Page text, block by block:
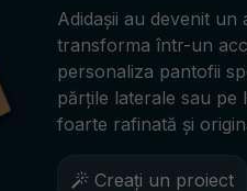
Adidașii au devenit
transforma într-un
personaliza pantofii
părțile laterale sau
foarte rafinată și
Creați un proiect